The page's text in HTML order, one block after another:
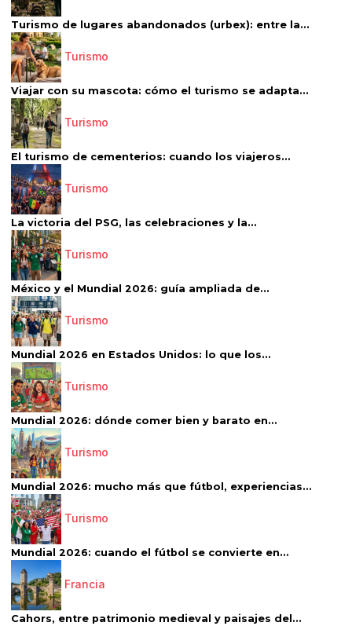
Turismo de lugares abandonados (urbex): entre la...
Turismo
Viajar con su mascota: cómo el turismo se adapta...
Turismo
El turismo de cementerios: cuando los viajeros...
Turismo
La victoria del PSG, las celebraciones y la...
Turismo
México y el Mundial 2026: guía ampliada de...
Turismo
Mundial 2026 en Estados Unidos: lo que los...
Turismo
Mundial 2026: dónde comer bien y barato en...
Turismo
Mundial 2026: mucho más que fútbol, experiencias...
Turismo
Mundial 2026: cuando el fútbol se convierte en...
Francia
Cahors, entre patrimonio medieval y paisajes del...